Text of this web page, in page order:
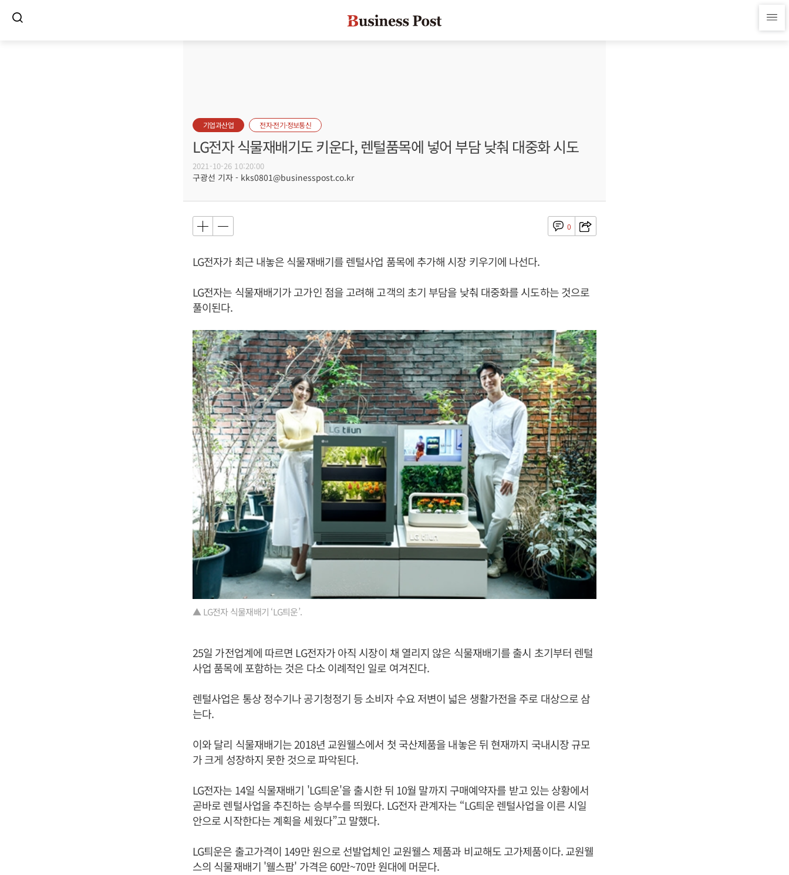
기업과산업 전자·전기·정보통신
LG전자 식물재배기도 키운다, 렌털품목에 넣어 부담 낮춰 대중화 시도
2021-10-26 10:20:00
구광선 기자 - kks0801@businesspost.co.kr
0
LG전자가 최근 내놓은 식물재배기를 렌털사업 품목에 추가해 시장 키우기에 나선다.
LG전자는 식물재배기가 고가인 점을 고려해 고객의 초기 부담을 낮춰 대중화를 시도하는 것으로
풀이된다.
▲ LG전자 식물재배기 ‘LG틔운’.
25일 가전업계에 따르면 LG전자가 아직 시장이 채 열리지 않은 식물재배기를 출시 초기부터 렌털
사업 품목에 포함하는 것은 다소 이례적인 일로 여겨진다.
렌털사업은 통상 정수기나 공기청정기 등 소비자 수요 저변이 넓은 생활가전을 주로 대상으로 삼
는다.
이와 달리 식물재배기는 2018년 교원웰스에서 첫 국산제품을 내놓은 뒤 현재까지 국내시장 규모
가 크게 성장하지 못한 것으로 파악된다.
LG전자는 14일 식물재배기 'LG틔운'을 출시한 뒤 10월 말까지 구매예약자를 받고 있는 상황에서
곧바로 렌털사업을 추진하는 승부수를 띄웠다. LG전자 관계자는 “LG틔운 렌털사업을 이른 시일
안으로 시작한다는 계획을 세웠다”고 말했다.
LG틔운은 출고가격이 149만 원으로 선발업체인 교원웰스 제품과 비교해도 고가제품이다. 교원웰
스의 식물재배기 '웰스팜' 가격은 60만~70만 원대에 머문다.